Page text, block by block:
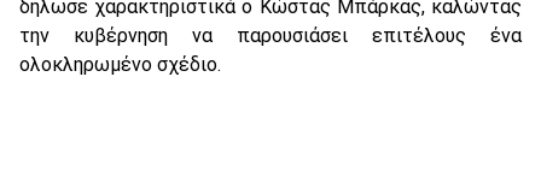
δήλωσε χαρακτηριστικά ο Κώστας Μπάρκας, καλώντας
την κυβέρνηση να παρουσιάσει επιτέλους ένα
ολοκληρωμένο σχέδιο.